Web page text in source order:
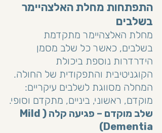
התפתחות מחלת האלצהיימר
בשלבים
מחלת האלצהיימר מתקדמת
בשלבים, כאשר כל שלב מסמן
הידרדרות נוספת ביכולת
הקוגניטיבית והתפקודית של החולה.
המחלה מסווגת לשלבים עיקריים:
מוקדם, ראשוני, ביניים, מתקדם וסופי.
שלב מוקדם – פגיעה קלה (Mild
Dementia)